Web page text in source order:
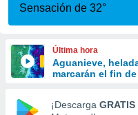
forma
digital
Sensación de 32°
Última hora
Aguanieve,
marcarán el fin
¡Descarga GRATIS